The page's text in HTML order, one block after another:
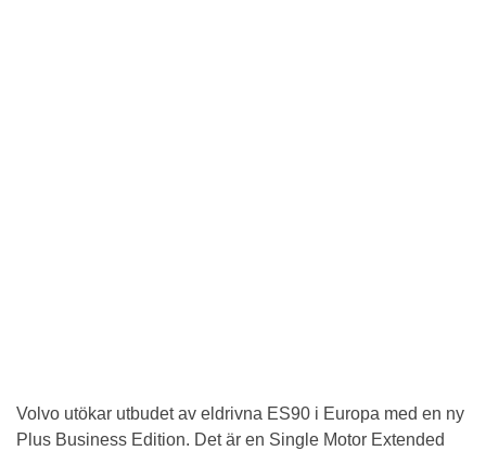
Volvo utökar utbudet av eldrivna ES90 i Europa med en ny
Plus Business Edition. Det är en Single Motor Extended